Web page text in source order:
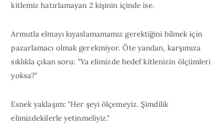
kitlemiz hatırlamayan 2 kişinin içinde ise.
Armutla elmayı kıyaslamamamız gerektiğini bilmek için
pazarlamacı olmak gerekmiyor. Öte yandan, karşımıza
sıklıkla çıkan soru: "Ya elimizde hedef kitlenizin ölçümleri
yoksa?"
Esnek yaklaşım: "Her şeyi ölçemeyiz. Şimdilik
elimizdekilerle yetinmeliyiz."